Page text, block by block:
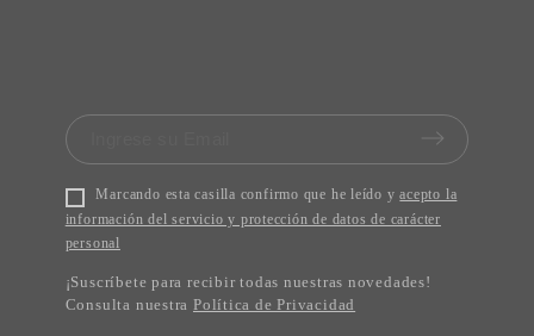
Marcando esta casilla confirmo que he leído yacepto la
información del servicio y protección de datos de carácter
personal
¡Suscríbete para recibir todas nuestras novedades!
Consulta nuestra Política de Privacidad